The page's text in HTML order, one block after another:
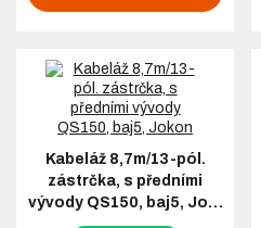
Kabeláž 8,7m/13-pól.
zástrčka, s předními
vývody QS150, baj5, Jo…